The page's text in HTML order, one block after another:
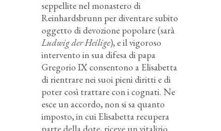
seppellite nel monastero di
Reinhardsbrunn per diventare subito
oggetto di devozione popolare (sarà
Ludwig der Heilige), e il vigoroso
intervento in sua difesa di papa
Gregorio IX consentono a Elisabetta
di rientrare nei suoi pieni diritti e di
poter così trattare con i cognati. Ne
esce un accordo, non si sa quanto
imposto, in cui Elisabetta recupera